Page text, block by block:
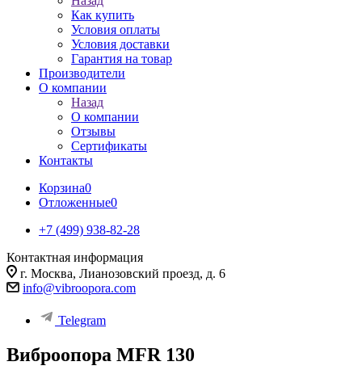
Как купить
Условия оплаты
Условия доставки
Гарантия на товар
Производители
О компании
Назад
О компании
Отзывы
Сертификаты
Контакты
Корзина0
Отложенные0
+7 (499) 938-82-28
Контактная информация
г. Москва, Лианозовский проезд, д. 6
info@vibroopora.com
Telegram
Виброопора MFR 130